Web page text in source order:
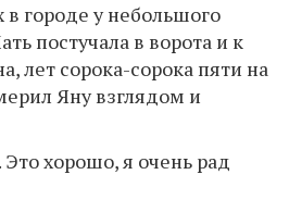
городе у небольшого
постучала в ворота и к
лет сорока-сорока пяти на
Яну взглядом и
хорошо, я очень рад